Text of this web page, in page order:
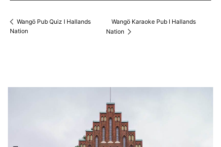
Wangö Pub Quiz I Hallands
Nation
Wangö Karaoke Pub I Hallands
Nation